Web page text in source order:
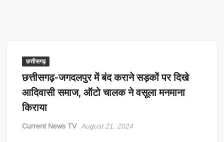
छत्तीसगढ़
छत्तीसगढ़-जगदलपुर में बंद कराने सड़कों पर दिखे
आदिवासी समाज, ऑटो चालक ने वसूला मनमाना
किराया
Current News TV August 21, 2024